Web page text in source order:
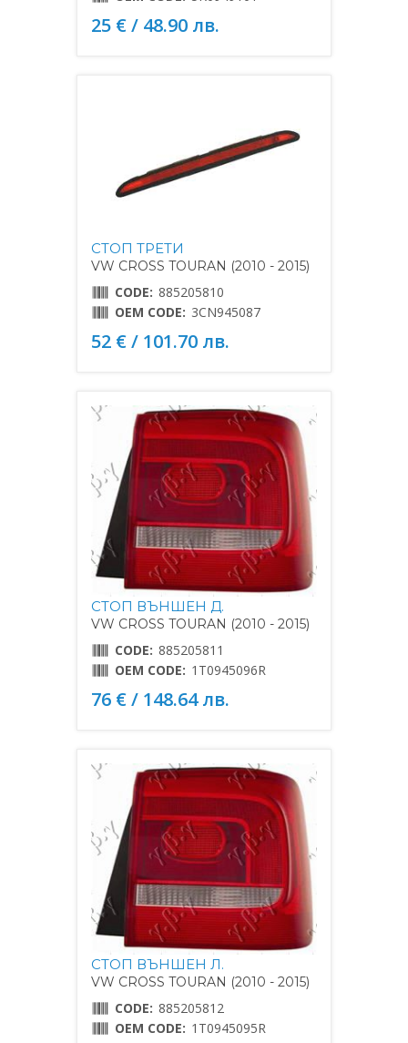
25 € / 48.90 лв.
СТОП ТРЕТИ
VW CROSS TOURAN (2010 - 2015)
CODE: 885205810
OEM CODE: 3CN945087
52 € / 101.70 лв.
СТОП ВЪНШЕН Д.
VW CROSS TOURAN (2010 - 2015)
CODE: 885205811
OEM CODE: 1T0945096R
76 € / 148.64 лв.
СТОП ВЪНШЕН Л.
VW CROSS TOURAN (2010 - 2015)
CODE: 885205812
OEM CODE: 1T0945095R